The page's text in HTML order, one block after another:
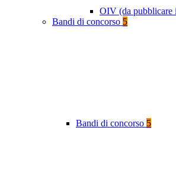
OIV (da pubblicare
Bandi di concorso 5
Bandi di concorso 5